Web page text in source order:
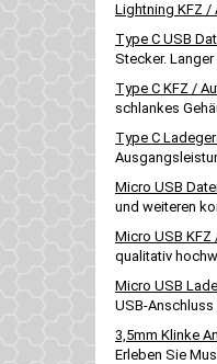
Lightning KFZ /
Type C USB
Stecker.
Type C KFZ /
schlankes
Type C
Micro USB
und weiteren
Micro USB
qualitativ
Micro USB
USB-Anschluss
3,5mm Klinke
Erleben Sie